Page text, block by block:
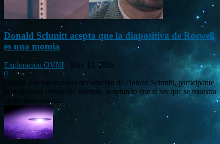
Donald Schmitt acepta que la diapositiva de Roswell
es una momia
Exploración OVNI - May 14, 2015
0
Circula por internet una declaración de Donald Schmitt, participante
principal del evento Be Witness, aceptando que el ser que se muestra
en las diapositivas...